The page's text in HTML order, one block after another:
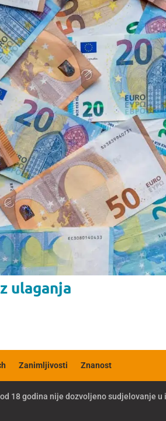
ulaganja
Zanimljivosti Znanost
18 godina nije dozvoljeno sudjelovanje u